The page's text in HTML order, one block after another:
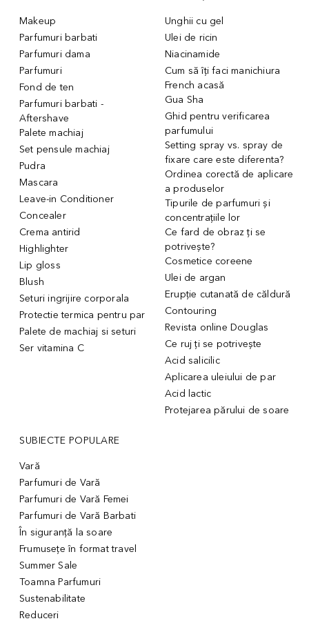
Makeup
Parfumuri barbati
Parfumuri dama
Parfumuri
Fond de ten
Parfumuri barbati -
Aftershave
Palete machiaj
Set pensule machiaj
Pudra
Mascara
Leave-in Conditioner
Concealer
Crema antirid
Highlighter
Lip gloss
Blush
Seturi ingrijire corporala
Protectie termica pentru par
Palete de machiaj si seturi
Ser vitamina C
Unghii cu gel
Ulei de ricin
Niacinamide
Cum să îți faci manichiura
French acasă
Gua Sha
Ghid pentru verificarea
parfumului
Setting spray vs. spray de
fixare care este diferenta?
Ordinea corectă de aplicare
a produselor
Tipurile de parfumuri și
concentrațiile lor
Ce fard de obraz ți se
potrivește?
Cosmetice coreene
Ulei de argan
Erupție cutanată de căldură
Contouring
Revista online Douglas
Ce ruj ți se potrivește
Acid salicilic
Aplicarea uleiului de par
Acid lactic
Protejarea părului de soare
SUBIECTE POPULARE
Vară
Parfumuri de Vară
Parfumuri de Vară Femei
Parfumuri de Vară Barbati
În siguranță la soare
Frumusețe în format travel
Summer Sale
Toamna Parfumuri
Sustenabilitate
Reduceri